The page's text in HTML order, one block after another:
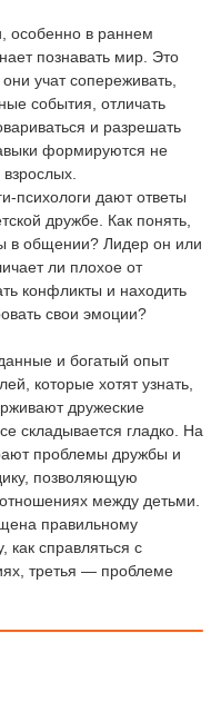
особенно в раннем
познавать мир. Это
учат сопереживать,
события, отличать
и разрешать
формируются не
психологи дают ответы
дружбе. Как понять,
в общении? Лидер он или
ли плохое от
конфликты и находить
свои эмоции?
и богатый опыт
которые хотят узнать,
дружеские
складывается гладко. На
проблемы дружбы и
позволяющую
между детьми.
правильному
справляться с
третья — проблеме